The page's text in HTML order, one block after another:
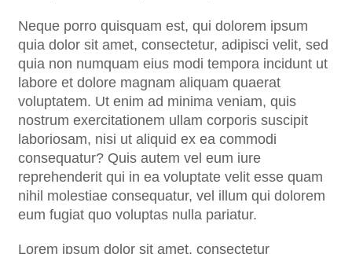
Neque porro quisquam est, qui dolorem ipsum
quia dolor sit amet, consectetur, adipisci velit, sed
quia non numquam eius modi tempora incidunt ut
labore et dolore magnam aliquam quaerat
voluptatem. Ut enim ad minima veniam, quis
nostrum exercitationem ullam corporis suscipit
laboriosam, nisi ut aliquid ex ea commodi
consequatur? Quis autem vel eum iure
reprehenderit qui in ea voluptate velit esse quam
nihil molestiae consequatur, vel illum qui dolorem
eum fugiat quo voluptas nulla pariatur.
Lorem ipsum dolor sit amet, consectetur